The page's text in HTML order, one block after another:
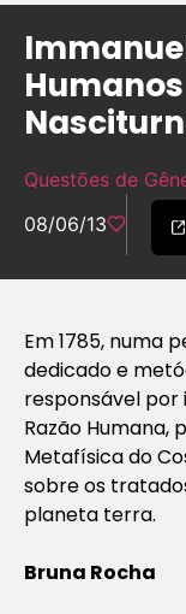
Questões de
08/06/13
Em 1785, numa
dedicado e
responsável
Razão Humana,
Metafísica do
sobre os
planeta terra.
Bruna Rocha